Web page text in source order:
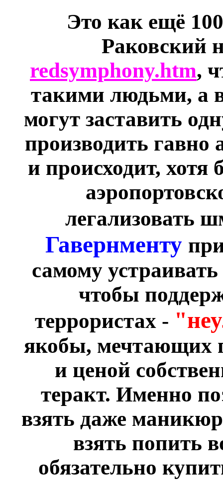
Это как ещё
Раковский
redsymphony.htm,
такими людьми, а
могут заставить
производить гавно
и происходит, хотя
легализовать
Гавернменту
самому
чтобы
террористах -
якобы, мечтающих
и ценой
теракт. Именно
взять даже
взять попить
обязательно